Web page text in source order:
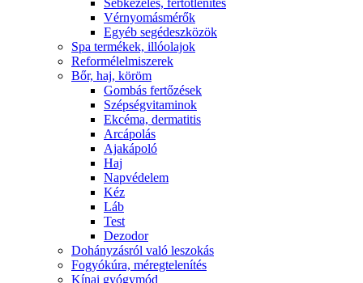
Sebkezelés, fertőtlenítés
Vérnyomásmérők
Egyéb segédeszközök
Spa termékek, illóolajok
Reformélelmiszerek
Bőr, haj, köröm
Gombás fertőzések
Szépségvitaminok
Ekcéma, dermatitis
Arcápolás
Ajakápoló
Haj
Napvédelem
Kéz
Láb
Test
Dezodor
Dohányzásról való leszokás
Fogyókúra, méregtelenítés
Kínai gyógymód